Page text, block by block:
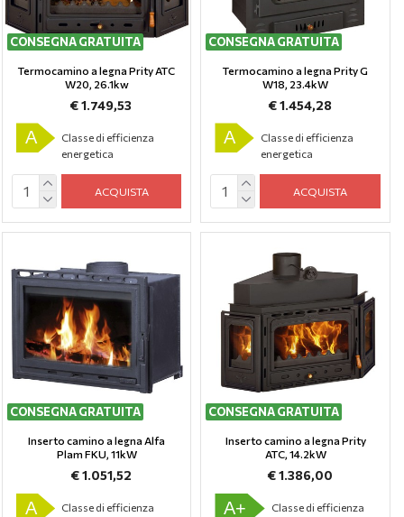
CONSEGNA GRATUITA
Termocamino a legna Prity ATC
W20, 26.1kw
€ 1.749,53
A
Classe di efficienza
energetica
ACQUISTA
CONSEGNA GRATUITA
Termocamino a legna Prity G
W18, 23.4kW
€ 1.454,28
A
Classe di efficienza
energetica
ACQUISTA
CONSEGNA GRATUITA
Inserto camino a legna Alfa
Plam FKU, 11kW
€ 1.051,52
A Classe di efficienza
CONSEGNA GRATUITA
Inserto camino a legna Prity
ATC, 14.2kW
€ 1.386,00
A+ Classe di efficienza